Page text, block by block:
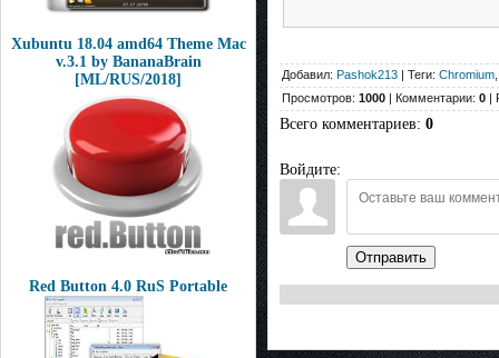
Xubuntu 18.04 amd64 Theme Mac
v.3.1 by BananaBrain
[ML/RUS/2018]
Red Button 4.0 RuS Portable
Добавил: Pashok213 | Теги: Chromium
Просмотров: 1000 | Комментарии: 0 |
Всего комментариев: 0
Войдите:
Отправить